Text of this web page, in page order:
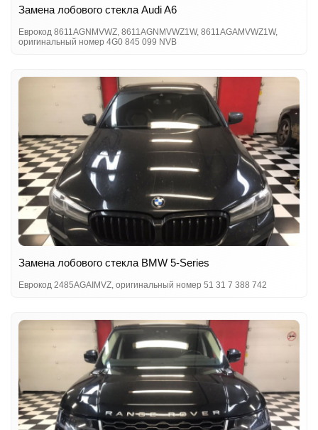
Замена лобового стекла Audi A6
Еврокод 8611AGNMVWZ, 8611AGNMVWZ1W, 8611AGAMVWZ1W,
оригинальный номер 4G0 845 099 NVB
Замена лобового стекла BMW 5-Series
Еврокод 2485AGAIMVZ, оригинальный номер 51 31 7 388 742